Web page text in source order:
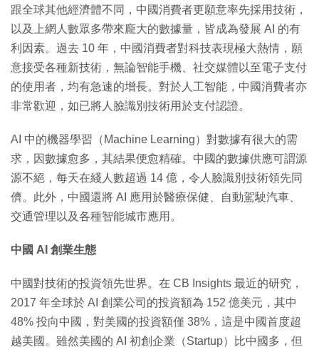
跟全球其他經濟體不同，中國消費者更願意率先採用技術，
以及上網人數眾多帶來龐大的數據量，皆成為發展 AI 的有
利因素。過去 10 年，中國消費者對科技表現極大熱情，願
意接受各種新技術，無論智能手機、社交媒體以至電子支付
的使用者，均有急速的增長。對於人工智能，中國消費者亦
非常歡迎，如已將人臉識別技術用於支付認證。
AI 中的機器學習（Machine Learning）對數據有很大的需
求，因數據愈多，其結果便愈精確。中國的數據供應可謂源
源不絕，每天在綫人數超過 14 億，令人臉識別技術領先同
儕。此外，中國還將 AI 應用於醫療保健、自動駕駛汽車、
交通管理以及各種智能城市應用。
中國 AI 創業生態
中國對技術的投資領先世界。在 CB Insights 最近的研究，
2017 年全球於 AI 創業公司的投資額為 152 億美元，其中
48% 投向中國，對美國的投資額僅 38%，這是中國首度超
越美國。雖然美國的 AI 初創企業（Startup）比中國多，但